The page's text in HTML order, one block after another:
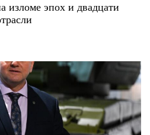
изломе эпох и двадцати